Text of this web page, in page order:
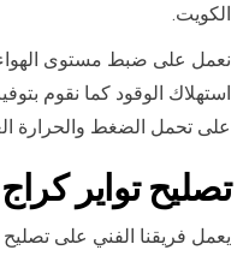
الكويت.
نعمل على ضبط مستوى
استهلاك الوقود كما نقوم
على تحمل الضغط والحرارة
تصليح تواير
يعمل فريقنا الفني على